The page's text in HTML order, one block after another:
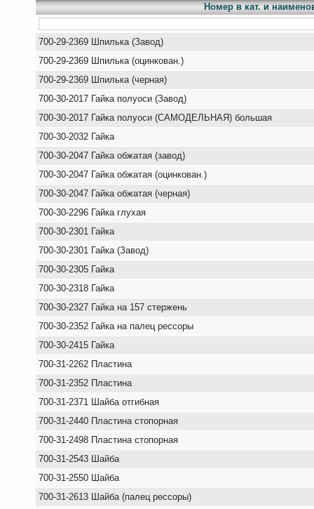
Номер в кат. и
700-29-2369 Шпилька (Завод)
700-29-2369 Шпилька (оцинкован.)
700-29-2369 Шпилька (черная)
700-30-2017 Гайка полуоси (Завод)
700-30-2017 Гайка полуоси (САМОДЕЛЬНАЯ) большая
700-30-2032 Гайка
700-30-2047 Гайка обжатая (завод)
700-30-2047 Гайка обжатая (оцинкован.)
700-30-2047 Гайка обжатая (черная)
700-30-2296 Гайка глухая
700-30-2301 Гайка
700-30-2301 Гайка (Завод)
700-30-2305 Гайка
700-30-2318 Гайка
700-30-2327 Гайка на 157 стержень
700-30-2352 Гайка на палец рессоры
700-30-2415 Гайка
700-31-2262 Пластина
700-31-2352 Пластина
700-31-2371 Шайба отгибная
700-31-2440 Пластина стопорная
700-31-2498 Пластина стопорная
700-31-2543 Шайба
700-31-2550 Шайба
700-31-2613 Шайба (палец рессоры)